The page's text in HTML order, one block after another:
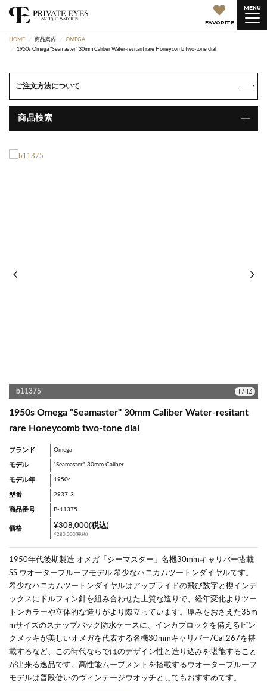
FAVORITE
MENU
HOME 商品案内
OMEGA
1950s Omega "Seamaster" 30mm Caliber Water-resitant rare Honeycomb two-tone dial
ご注文方法について
商品検索
b11375 1 / 13
1950s Omega "Seamaster" 30mm Caliber Water-resitant
rare Honeycomb two-tone dial
ブランド Omega
モデル "Seamaster" 30mm Caliber
モデル年 1950s
型番 2937-3
商品番号 B-11375
価格 ¥308,000(税込)
¥280,000(税抜)
1950年代後期製造 オメガ「シーマスター」名機30mmキャリバー搭載
SS ウオータープルーフモデル 希少なハニカムツートンダイヤルです。
希少なハニカムツートンダイヤルはアップライドの飛び数字と楔インデ
ックスにドルフィン針を組み合わせた上質な造りで、経年変化よりツー
トンカラーや立体的な造りがより際立っています。厚みをおさえた35m
mサイズのスナップバック防水ケースに、インカブロックを備えるピン
クメッキが美しいオメガを代表する名機30mmキャリバー/Cal.267を搭
載するなど、この時代ならではのデザイン性と造り込みを堪能すること
が出来る逸品です。高性能ムーブメントを搭載するウオータープルーフ
モデルは普段使いのヴィンテージウオッチとしてもおすすめです。